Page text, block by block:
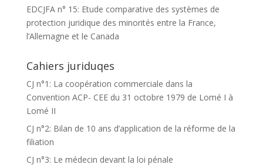
EDCJFA n° 15: Etude comparative des systèmes de
protection juridique des minorités entre la France,
l’Allemagne et le Canada
Cahiers juriduqes
CJ n°1: La coopération commerciale dans la
Convention ACP- CEE du 31 octobre 1979 de Lomé I à
Lomé II
CJ n°2: Bilan de 10 ans d’application de la réforme de la
filiation
CJ n°3: Le médecin devant la loi pénale